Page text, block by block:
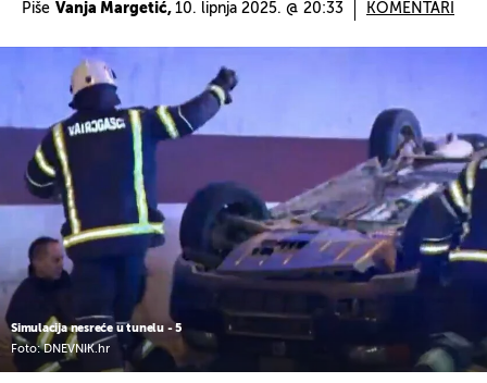
Piše Vanja Margetić, 10. lipnja 2025. @ 20:33 KOMENTARI
Simulacija nesreće u tunelu - 5
Foto: DNEVNIK.hr